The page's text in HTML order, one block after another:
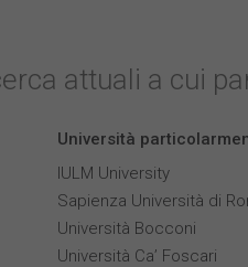
attuali a cui
Università
IULM University
Sapienza Università di
Università Bocconi
Università Ca’ Foscari